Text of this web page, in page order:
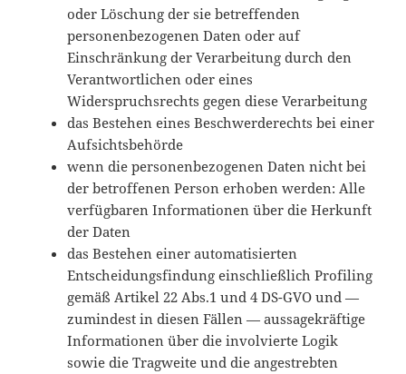
oder Löschung der sie betreffenden
personenbezogenen Daten oder auf
Einschränkung der Verarbeitung durch den
Verantwortlichen oder eines
Widerspruchsrechts gegen diese Verarbeitung
das Bestehen eines Beschwerderechts bei einer
Aufsichtsbehörde
wenn die personenbezogenen Daten nicht bei
der betroffenen Person erhoben werden: Alle
verfügbaren Informationen über die Herkunft
der Daten
das Bestehen einer automatisierten
Entscheidungsfindung einschließlich Profiling
gemäß Artikel 22 Abs.1 und 4 DS-GVO und —
zumindest in diesen Fällen — aussagekräftige
Informationen über die involvierte Logik
sowie die Tragweite und die angestrebten